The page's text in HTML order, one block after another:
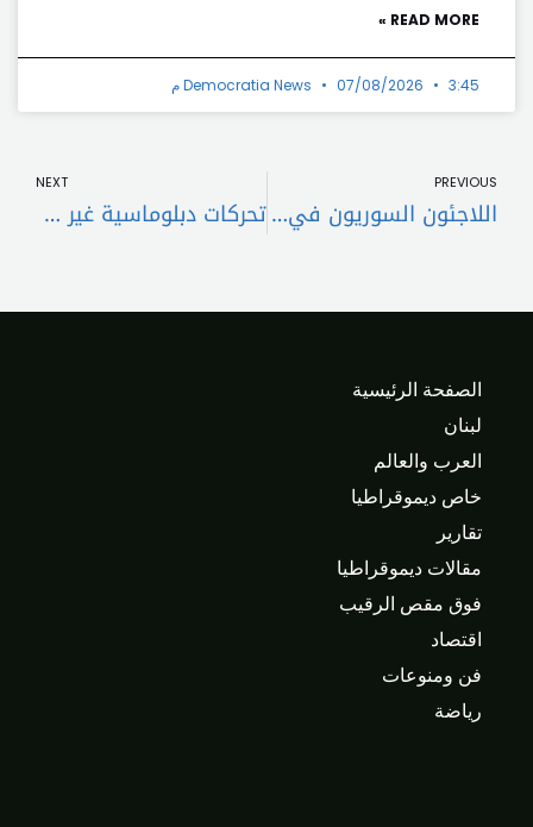
READ MORE »
Democratia News 07/08/2026 3:45 م
PREVIOUS
اللاجئون السوريون في لبنان: عودتهم مؤجلة والأزمات تتفاقم في الداخل
NEXT
تحركات دبلوماسية غير معلنة بين لبنان وإسرائيل: مفاوضات أم خطوة نحو المجهول؟
الصفحة الرئيسية
لبنان
العرب والعالم
خاص ديموقراطيا
تقارير
مقالات ديموقراطيا
فوق مقص الرقيب
اقتصاد
فن ومنوعات
رياضة